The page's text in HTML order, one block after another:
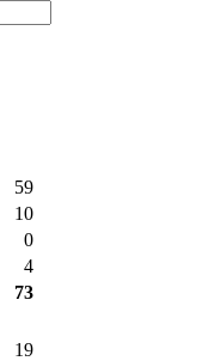
59
10
0
4
73
19